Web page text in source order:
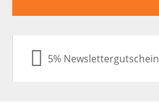
5% Newslettergutschein